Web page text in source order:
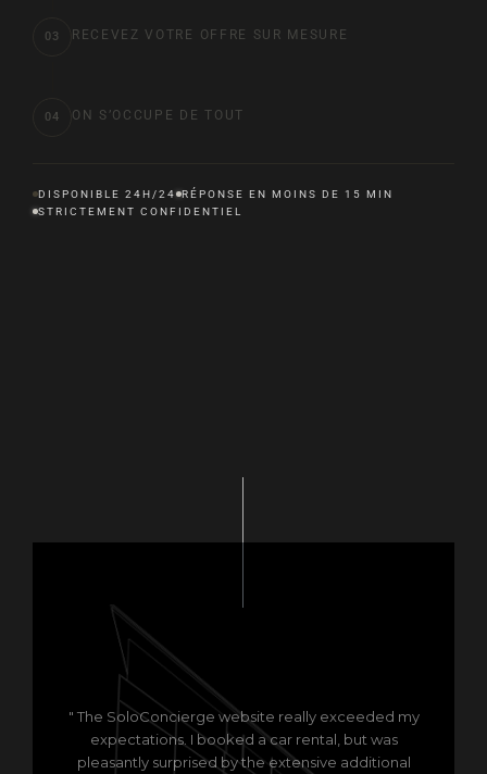
03 RECEVEZ VOTRE OFFRE SUR MESURE
04 ON S’OCCUPE DE TOUT
DISPONIBLE 24H/24
RÉPONSE EN MOINS DE 15 MIN
STRICTEMENT CONFIDENTIEL
" The SoloConcierge website really exceeded my
expectations. I booked a car rental, but was
pleasantly surprised by the extensive additional